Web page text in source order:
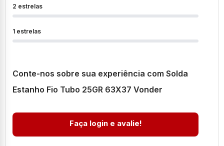
2 estrelas
1 estrelas
Conte-nos sobre sua experiência com Solda
Estanho Fio Tubo 25GR 63X37 Vonder
Faça login e avalie!